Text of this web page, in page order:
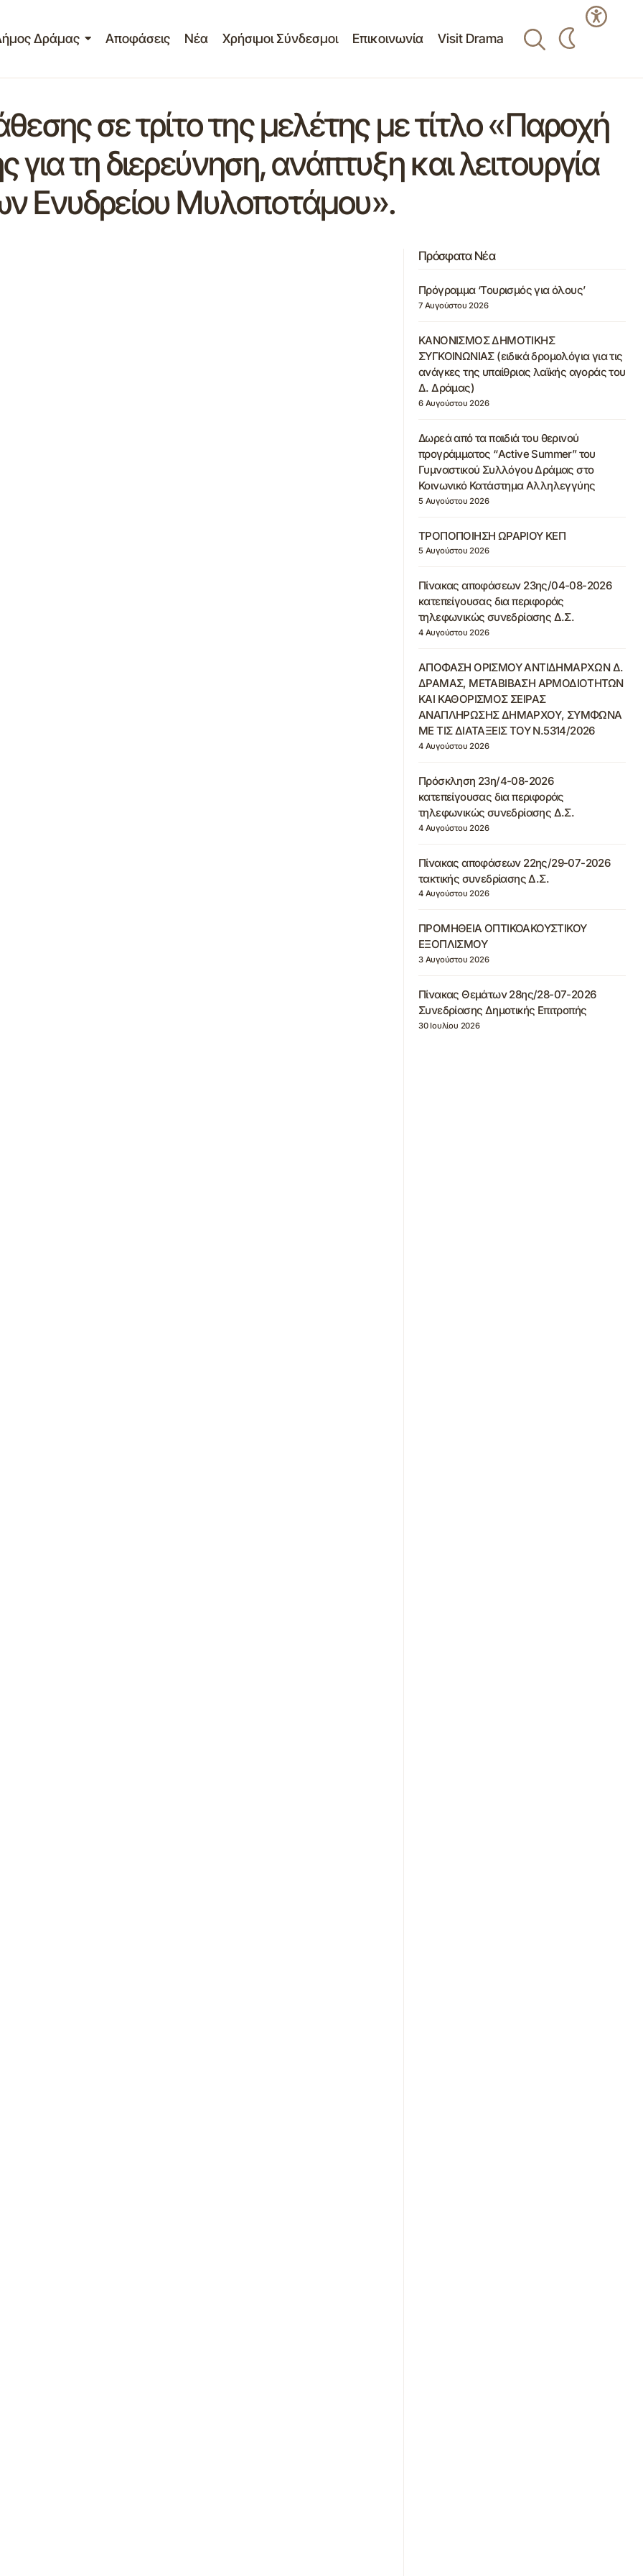
Δράμας Αποφάσεις Νέα Χρήσιμοι Σύνδεσμοι Επικοινωνία Visit Drama
σε τρίτο της μελέτης με τίτλο «Παροχή
τη διερεύνηση, ανάπτυξη και λειτουργία
Ενυδρείου Μυλοποτάμου».
Πρόσφατα Νέα
Πρόγραμμα ‘Τουρισμός για όλους’
7 Αυγούστου 2026
ΚΑΝΟΝΙΣΜΟΣ ΔΗΜΟΤΙΚΗΣ
ΣΥΓΚΟΙΝΩΝΙΑΣ (ειδικά δρομολόγια για τις
ανάγκες της υπαίθριας λαϊκής αγοράς του
Δ. Δράμας)
6 Αυγούστου 2026
Δωρεά από τα παιδιά του θερινού
προγράμματος “Active Summer” του
Γυμναστικού Συλλόγου Δράμας στο
Κοινωνικό Κατάστημα Αλληλεγγύης
5 Αυγούστου 2026
ΤΡΟΠΟΠΟΙΗΣΗ ΩΡΑΡΙΟΥ ΚΕΠ
5 Αυγούστου 2026
Πίνακας αποφάσεων 23ης/04-08-2026
κατεπείγουσας δια περιφοράς
τηλεφωνικώς συνεδρίασης Δ.Σ.
4 Αυγούστου 2026
ΑΠΟΦΑΣΗ ΟΡΙΣΜΟΥ ΑΝΤΙΔΗΜΑΡΧΩΝ Δ.
ΔΡΑΜΑΣ, ΜΕΤΑΒΙΒΑΣΗ ΑΡΜΟΔΙΟΤΗΤΩΝ
ΚΑΙ ΚΑΘΟΡΙΣΜΟΣ ΣΕΙΡΑΣ
ΑΝΑΠΛΗΡΩΣΗΣ ΔΗΜΑΡΧΟΥ, ΣΥΜΦΩΝΑ
ΜΕ ΤΙΣ ΔΙΑΤΑΞΕΙΣ ΤΟΥ Ν.5314/2026
4 Αυγούστου 2026
Πρόσκληση 23η/4-08-2026
κατεπείγουσας δια περιφοράς
τηλεφωνικώς συνεδρίασης Δ.Σ.
4 Αυγούστου 2026
Πίνακας αποφάσεων 22ης/29-07-2026
τακτικής συνεδρίασης Δ.Σ.
4 Αυγούστου 2026
ΠΡΟΜΗΘΕΙΑ ΟΠΤΙΚΟΑΚΟΥΣΤΙΚΟΥ
ΕΞΟΠΛΙΣΜΟΥ
3 Αυγούστου 2026
Πίνακας Θεμάτων 28ης/28-07-2026
Συνεδρίασης Δημοτικής Επιτροπής
30 Ιουλίου 2026